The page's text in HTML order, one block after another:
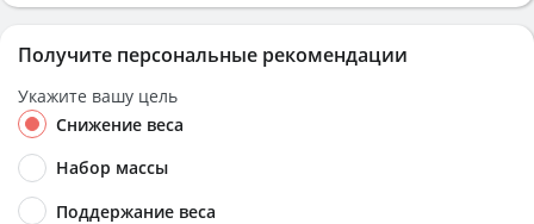
Получите персональные рекомендации
Укажите вашу цель
Снижение веса
Набор массы
Поддержание веса